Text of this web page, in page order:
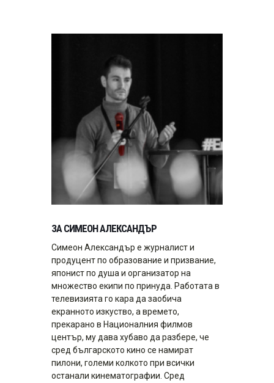
ЗА СИМЕОН АЛЕКСАНДЪР
Симеон Александър е журналист и
продуцент по образование и призвание,
японист по душа и организатор на
множество екипи по принуда. Работата в
телевизията го кара да заобича
екранното изкуство, а времето,
прекарано в Националния филмов
център, му дава хубаво да разбере, че
сред българското кино се намират
пилони, големи колкото при всички
останали кинематографии. Сред